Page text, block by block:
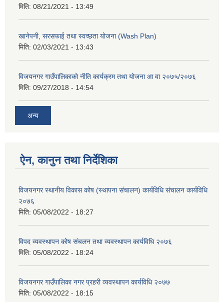
मिति: 08/21/2021 - 13:49
खानेपनी, सरसफाई तथा स्वच्छता योजना (Wash Plan)
मिति: 02/03/2021 - 13:43
विजयनगर गाउँपालिकाको नीति कार्यक्रम तथा योजना आ वा २०७५/२०७६
मिति: 09/27/2018 - 14:54
अन्य
ऐन, कानुन तथा निर्देशिका
विजयनगर स्थानीय विकास कोष (स्थापना संचालन) कार्यविधि संचालन कार्यविधि
२०७६
मिति: 05/08/2022 - 18:27
विपद व्यवस्थापन कोष संचलन तथा व्यवस्थापन कार्यविधि २०७६
मिति: 05/08/2022 - 18:24
विजयनगर गाउँपालिका नगर प्रहरी व्यवस्थापन कार्यविधि २०७७
मिति: 05/08/2022 - 18:15